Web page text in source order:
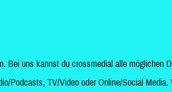
Bei uns kannst du crossmedial alle möglichen
Podcasts, TV/Video oder Online/Social Media.